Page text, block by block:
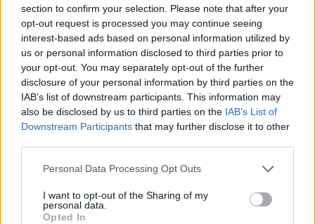
section to confirm your selection. Please note that after your
opt-out request is processed you may continue seeing
interest-based ads based on personal information utilized by
us or personal information disclosed to third parties prior to
your opt-out. You may separately opt-out of the further
disclosure of your personal information by third parties on the
IAB’s list of downstream participants. This information may
also be disclosed by us to third parties on the IAB’s List of
Downstream Participants that may further disclose it to other
Personal Data Processing Opt Outs
I want to opt-out of the Sharing of my
personal data.
Opted In